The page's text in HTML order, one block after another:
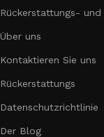
Rückerstattungs-
Über uns
Kontaktieren Sie uns
Rückerstattungs
Datenschutzrichtlinie
Der Blog